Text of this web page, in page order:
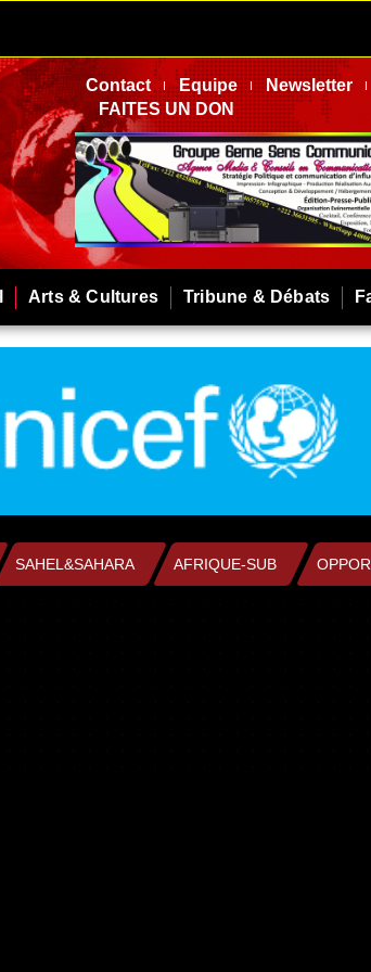
Contact Equipe Newsletter
FAITES UN DON
Arts & Cultures Tribune & Débats
SAHEL&SAHARA AFRIQUE-SUB